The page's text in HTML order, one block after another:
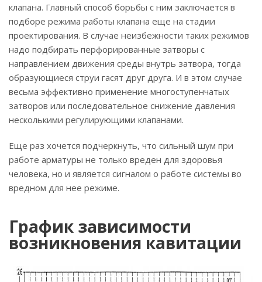
клапана. Главный способ борьбы с ним заключается в
подборе режима работы клапана еще на стадии
проектирования. В случае неизбежности таких режимов
надо подбирать перфорированные затворы с
направлением движения среды внутрь затвора, тогда
образующиеся струи гасят друг друга. И в этом случае
весьма эффективно применение многоступенчатых
затворов или последовательное снижение давления
несколькими регулирующими клапанами.
Еще раз хочется подчеркнуть, что сильный шум при
работе арматуры не только вреден для здоровья
человека, но и является сигналом о работе системы во
вредном для нее режиме.
График зависимости
возникновения кавитации